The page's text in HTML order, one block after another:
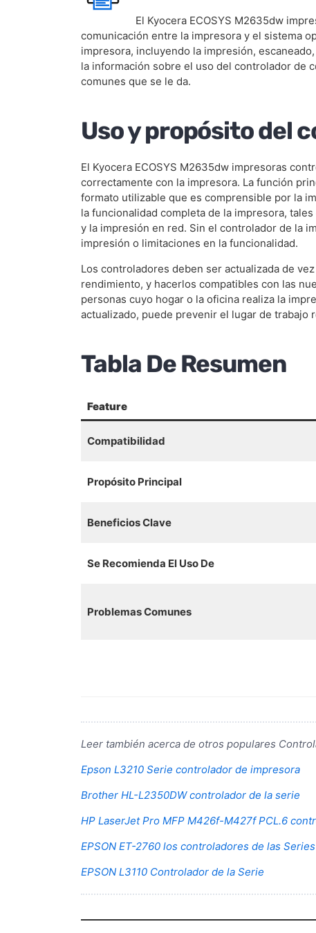
El Kyocera ECOSYS M2635dw
comunicación entre la impresora y el sistema
impresora, incluyendo la impresión,
la información sobre el uso del controlador de
comunes que se le da.
Uso y propósito del
El Kyocera ECOSYS M2635dw impresoras
correctamente con la impresora. La función
formato utilizable que es comprensible por la
la funcionalidad completa de la impresora,
y la impresión en red. Sin el controlador de la
impresión o limitaciones en la funcionalidad.
Los controladores deben ser actualizada de
rendimiento, y hacerlos compatibles con las
personas cuyo hogar o la oficina realiza la
actualizado, puede prevenir el lugar de trabajo
Tabla De Resumen
Feature
Compatibilidad
Propósito Principal
Beneficios Clave
Se Recomienda El Uso De
Problemas Comunes
Leer también acerca de otros populares
Epson L3210 Serie controlador de impresora
Brother HL-L2350DW controlador de la serie
HP LaserJet Pro MFP M426f-M427f PCL.6
EPSON ET-2760 los controladores de las Series
EPSON L3110 Controlador de la Serie